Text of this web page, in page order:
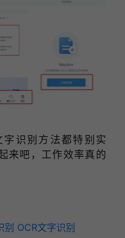
识别方法都特别实
来吧，工作效率真的
别 OCR文字识别